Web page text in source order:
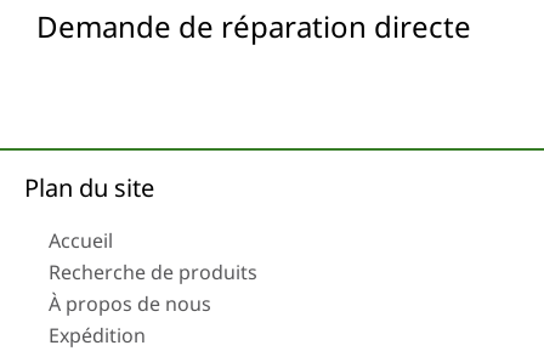
Demande de réparation directe
Plan du site
Accueil
Recherche de produits
À propos de nous
Expédition